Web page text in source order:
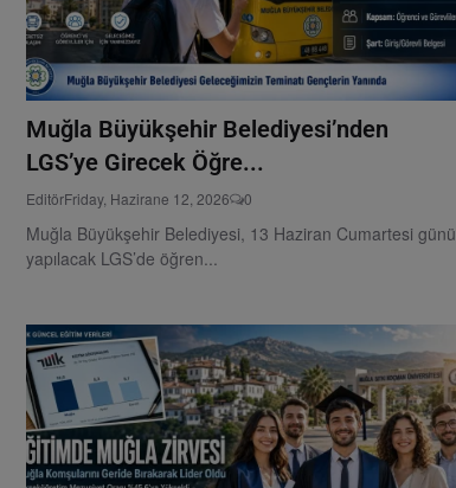
Muğla Büyükşehir Belediyesi’nden
LGS’ye Girecek Öğre...
EditörFriday, Hazirane 12, 2026 0
Muğla Büyükşehir Belediyesi, 13 Haziran Cumartesi günü
yapılacak LGS’de öğren...